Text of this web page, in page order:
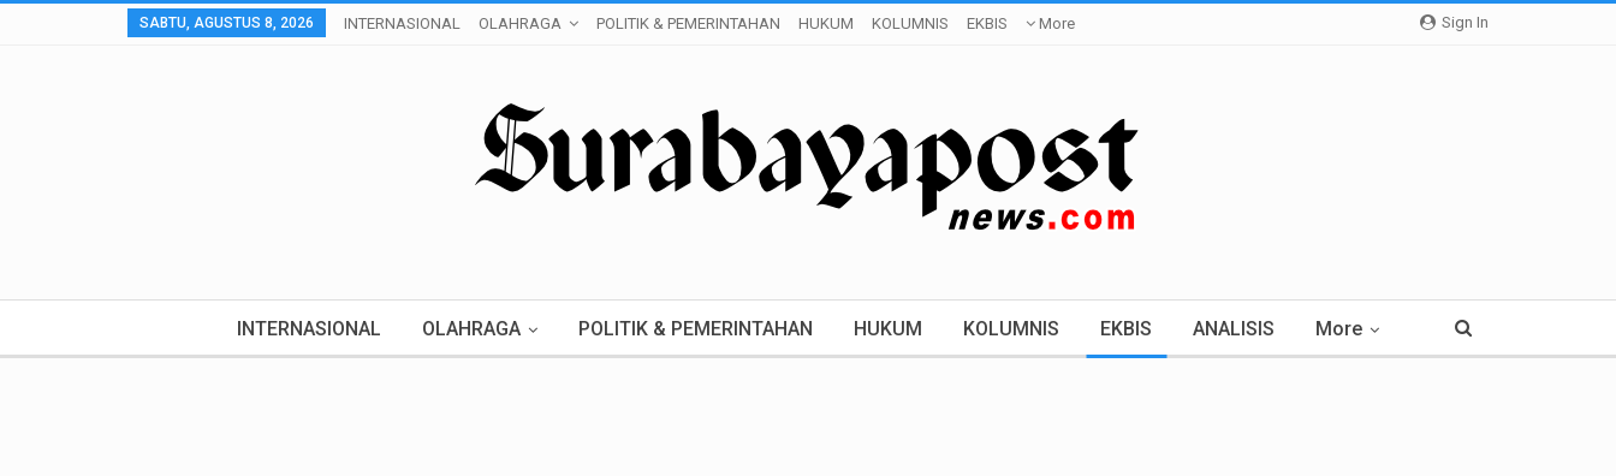
Sign In
SABTU, AGUSTUS 8, 2026 INTERNASIONAL OLAHRAGA POLITIK & PEMERINTAHAN HUKUM KOLUMNIS EKBIS More
INTERNASIONAL OLAHRAGA POLITIK & PEMERINTAHAN HUKUM KOLUMNIS EKBIS ANALISIS More